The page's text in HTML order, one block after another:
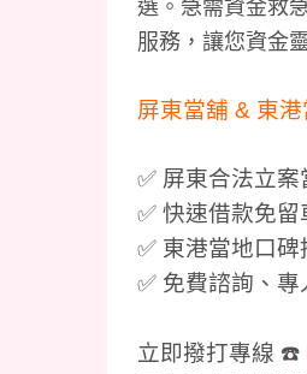
選。急需資金救
服務，讓您資金
屏東當舖 & 東港
✅ 屏東合法立
✅ 快速借款免
✅ 東港當地口
✅ 免費諮詢、
立即撥打專線 ☎️